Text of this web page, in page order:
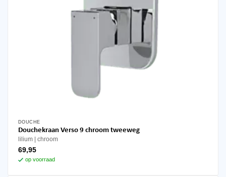
DOUCHE
Douchekraan Verso 9 chroom tweeweg
lilium chroom
69,95
op voorraad